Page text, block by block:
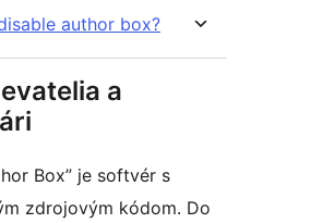
author box?
a
Box” je softvér s
zdrojovým kódom. Do